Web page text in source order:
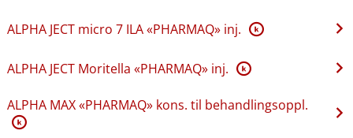
ALPHA JECT micro 7 ILA «PHARMAQ» inj. K
ALPHA JECT Moritella «PHARMAQ» inj. K
ALPHA MAX «PHARMAQ» kons. til behandlingsoppl.
K